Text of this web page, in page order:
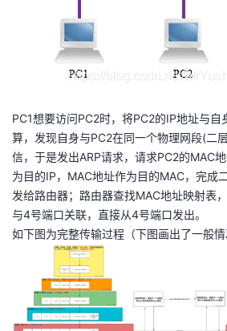
PC1想要访问PC2时，将PC2的IP地址与
算，发现自身与PC2在同一个物理网段(二
信，于是发出ARP请求，请求PC2的MAC
为目的IP，MAC地址作为目的MAC，完成
发给路由器；路由器查找MAC地址映射表
与4号端口关联，直接从4号端口发出。
如下图为完整传输过程（下图画出了一般情